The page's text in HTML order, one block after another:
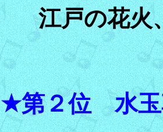
江戸の花火
★第２位 水玉